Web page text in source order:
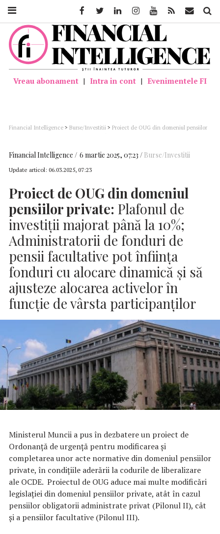
Vreau abonament | Intra in cont | Evenimentele FI
Financial Intelligence > Burse/Investitii > Proiect de OUG din domeniul pensiilor
activelor în funcție de vârsta participanților
Financial Intelligence 6 martie 2025, 07:23 Burse/Investitii
Update articol: 06.03.2025, 07:23
Proiect de OUGdin domeniul
pensiilor private: Plafonul de
investiţii majorat până la 10%;
Administratorii de fonduri de
pensii facultative pot înființa
fonduri cu alocare dinamică și să
ajusteze alocarea activelor în
funcție de vârsta participanților
Ministerul Muncii a pus în dezbatere un proiect de
Ordonanță de urgență pentru modificarea și
completarea unor acte normative din domeniul pensiilor
private, în condiţiile aderării la codurile de liberalizare
ale OCDE. Proiectul de OUG aduce mai multe modificări
legislației din domeniul pensiilor private, atât în cazul
pensiilor obligatorii administrate privat (Pilonul II), cât
și a pensiilor facultative (Pilonul III).
FacebookTwitter LinkedinInstagramYoutube Feed Mail